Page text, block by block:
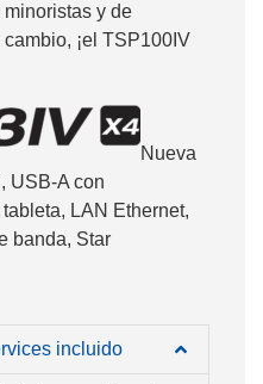
y de
¡el TSP100IV
Nueva
USB-A con
LAN Ethernet,
banda, Star
incluido